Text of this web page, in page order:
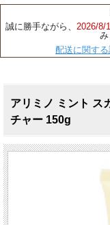
誠に勝手ながら、 2026/8/
み
配送に関す
アリミノ ミント ス
チャー 150g